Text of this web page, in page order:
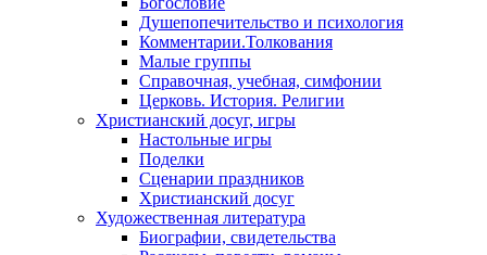
Душепопечительство и психология
Комментарии.Толкования
Малые группы
Справочная, учебная, симфонии
Церковь. История. Религии
Христианский досуг, игры
Настольные игры
Поделки
Сценарии праздников
Христианский досуг
Художественная литература
Биографии, свидетельства